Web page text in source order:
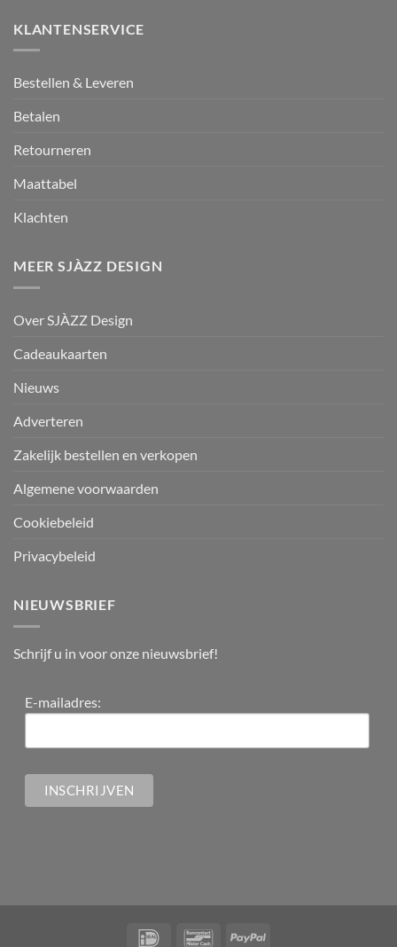
KLANTENSERVICE
Bestellen & Leveren
Betalen
Retourneren
Maattabel
Klachten
MEER SJÀZZ DESIGN
Over SJÀZZ Design
Cadeaukaarten
Nieuws
Adverteren
Zakelijk bestellen en verkopen
Algemene voorwaarden
Cookiebeleid
Privacybeleid
NIEUWSBRIEF
Schrijf u in voor onze nieuwsbrief!
E-mailadres: